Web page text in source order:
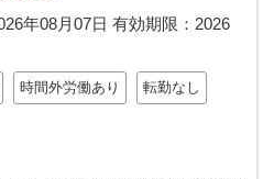
年08月07日 有効期限： 2026
時間外労働あり 転勤なし